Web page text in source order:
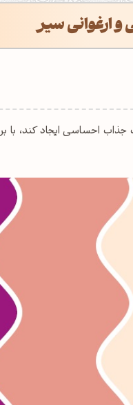
ارغوانی سیر
احساسی ایجاد کند،